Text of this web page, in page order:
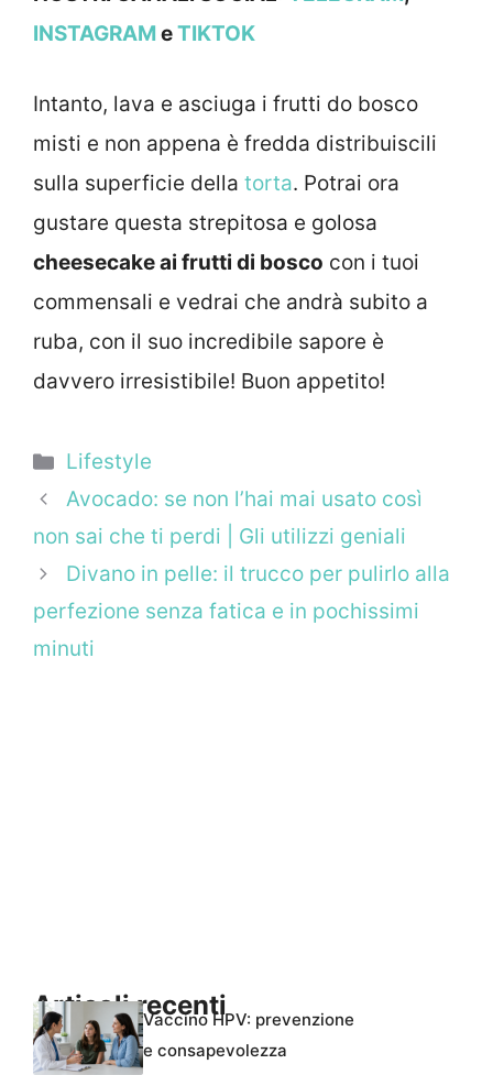
INSTAGRAMeTIKTOK
Intanto, lava e asciuga i frutti do bosco
misti e non appena è fredda distribuiscili
sulla superficie della torta. Potrai ora
gustare questa strepitosa e golosa
cheesecake ai frutti di bosco con i tuoi
commensali e vedrai che andrà subito a
ruba, con il suo incredibile sapore è
davvero irresistibile! Buon appetito!
Categorie
Lifestyle
Avocado: se non l’hai mai usato così
non sai che ti perdi | Gli utilizzi geniali
Divano in pelle: il trucco per pulirlo alla
perfezione senza fatica e in pochissimi
minuti
Articoli recentiVaccino HPV: prevenzione
e consapevolezza